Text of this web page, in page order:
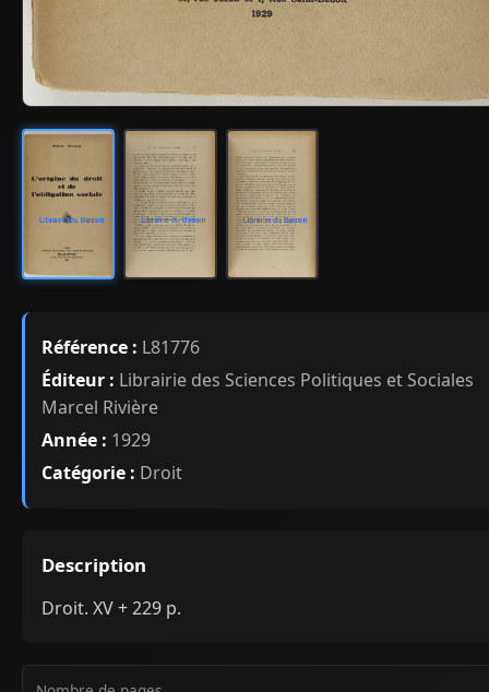
Référence : L81776
Éditeur : Librairie des Sciences Politiques et Sociales
Marcel Rivière
Année : 1929
Catégorie : Droit
Description
Droit. XV + 229 p.